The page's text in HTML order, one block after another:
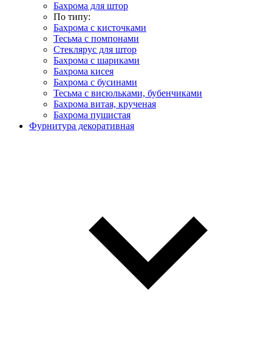
Бахрома для штор
По типу:
Бахрома с кисточками
Тесьма с помпонами
Стеклярус для штор
Бахрома с шариками
Бахрома кисея
Бахрома с бусинами
Тесьма с висюльками, бубенчиками
Бахрома витая, крученая
Бахрома пушистая
Фурнитура декоративная